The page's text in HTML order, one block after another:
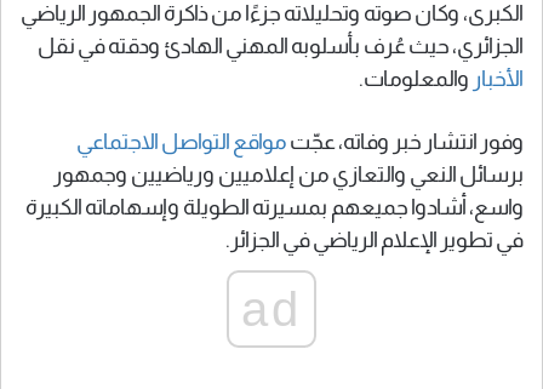
الكبرى، وكان صوته وتحليلاته جزءًا من ذاكرة الجمهور الرياضي
الجزائري، حيث عُرف بأسلوبه المهني الهادئ ودقته في نقل
الأخبار والمعلومات.
وفور انتشار خبر وفاته، عجّت مواقع التواصل الاجتماعي
برسائل النعي والتعازي من إعلاميين ورياضيين وجمهور
واسع، أشادوا جميعهم بمسيرته الطويلة وإسهاماته الكبيرة
في تطوير الإعلام الرياضي في الجزائر.
ad